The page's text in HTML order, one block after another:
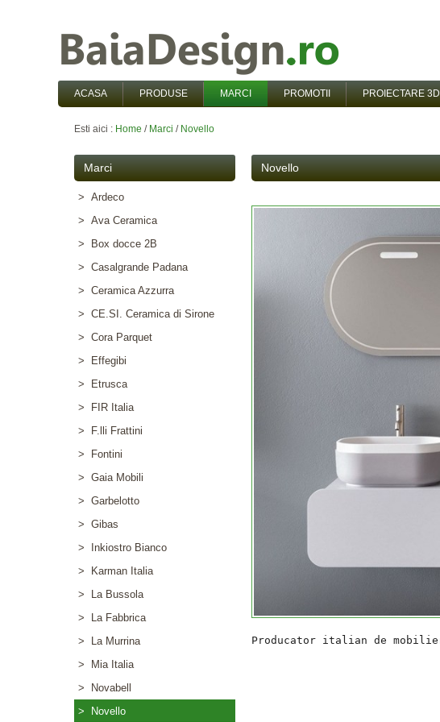
ACASA PRODUSE MARCI PROMOTII PROIECTARE 3D
Esti aici : Home / Marci / Novello
Marci
> Ardeco
> Ava Ceramica
> Box docce 2B
> Casalgrande Padana
> Ceramica Azzurra
> CE.SI. Ceramica di Sirone
> Cora Parquet
> Effegibi
> Etrusca
> FIR Italia
> F.lli Frattini
> Fontini
> Gaia Mobili
> Garbelotto
> Gibas
> Inkiostro Bianco
> Karman Italia
> La Bussola
> La Fabbrica
> La Murrina
> Mia Italia
> Novabell
> Novello
Novello